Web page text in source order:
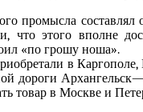
промысла составлял
что этого вполне
«по грошу ноша».
в
дороги
товар в Москве и